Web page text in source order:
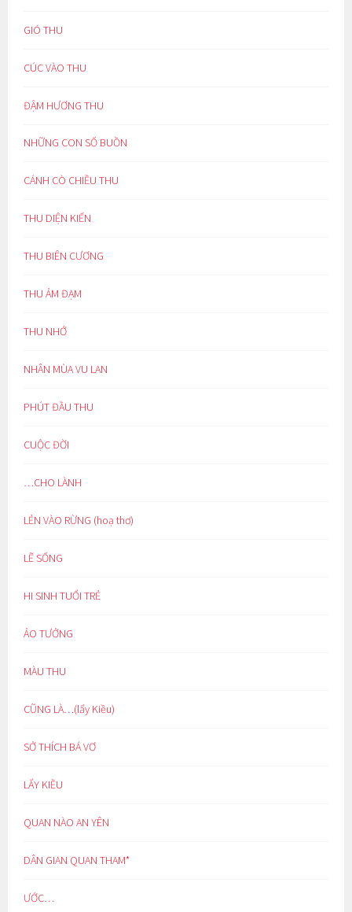
GIÓ THU
CÚC VÀO THU
ĐẬM HƯƠNG THU
NHỮNG CON SỐ BUỒN
CÁNH CÒ CHIỀU THU
THU DIỆN KIẾN
THU BIÊN CƯƠNG
THU ẢM ĐẠM
THU NHỚ
NHÂN MÙA VU LAN
PHÚT ĐẦU THU
CUỘC ĐỜI
…CHO LÀNH
LẺN VÀO RỪNG (hoạ thơ)
LẼ SỐNG
HI SINH TUỔI TRẺ
ẢO TƯỞNG
MÀU THU
CŨNG LÀ…(lẩy Kiều)
SỞ THÍCH BÁ VƠ
LẨY KIỀU
QUAN NÀO AN YÊN
DÂN GIAN QUAN THAM*
ƯỚC…